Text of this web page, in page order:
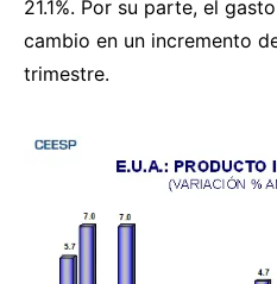
21.1%. Por su parte, el
cambio en un incremento
trimestre.